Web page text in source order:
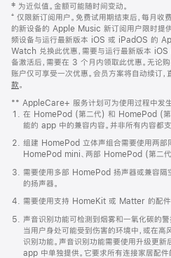
页
页
脚
注
‡ 为近似值。金额可能随时间变动。
⁺ 仅限新订阅用户。免费试用期结束后，每月
的新设备的 Apple Music 新订阅用户限时提供
频设备与运行最新版本 iOS 或 iPadOS 的
Watch 兑换此优惠，需要与运行最新版本
备激活后，需要在 3 个月内领取此优惠。无论
账户仅可享受一次优惠。会员方案将自动续订
款。
窗
口
中
打
开)
** AppleCare+ 服务计划可为使用过程中发生
在 HomePod (第二代) 和 HomePod (第
能的 app 中的兼容内容。并非所有内容都支
组建 HomePod 立体声组合需要使用两部
HomePod mini、两部 HomePod (第二
需要使用多部 HomePod 扬声器或兼容隔
的扬声器。
需要使用支持 HomeKit 或 Matter 的配件
声音识别功能可检测到烟雾和一氧化碳的警
当用户身处可能受到伤害的环境中，或在高
识别功能。声音识别功能需要使用升级更
app 中单独提供。它要求所有连接家居配